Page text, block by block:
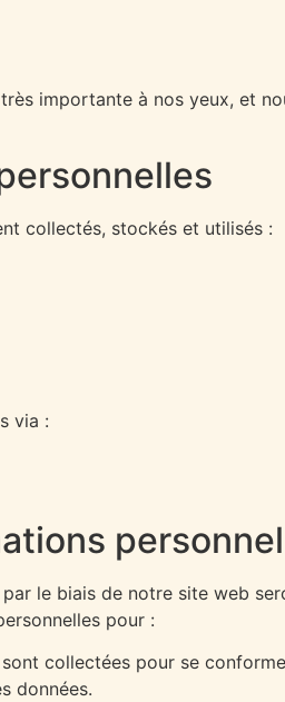
importante à nos yeux, et
collectés, stockés et utilisés :
via :
le biais de notre site web
pour :
collectées pour se
données.